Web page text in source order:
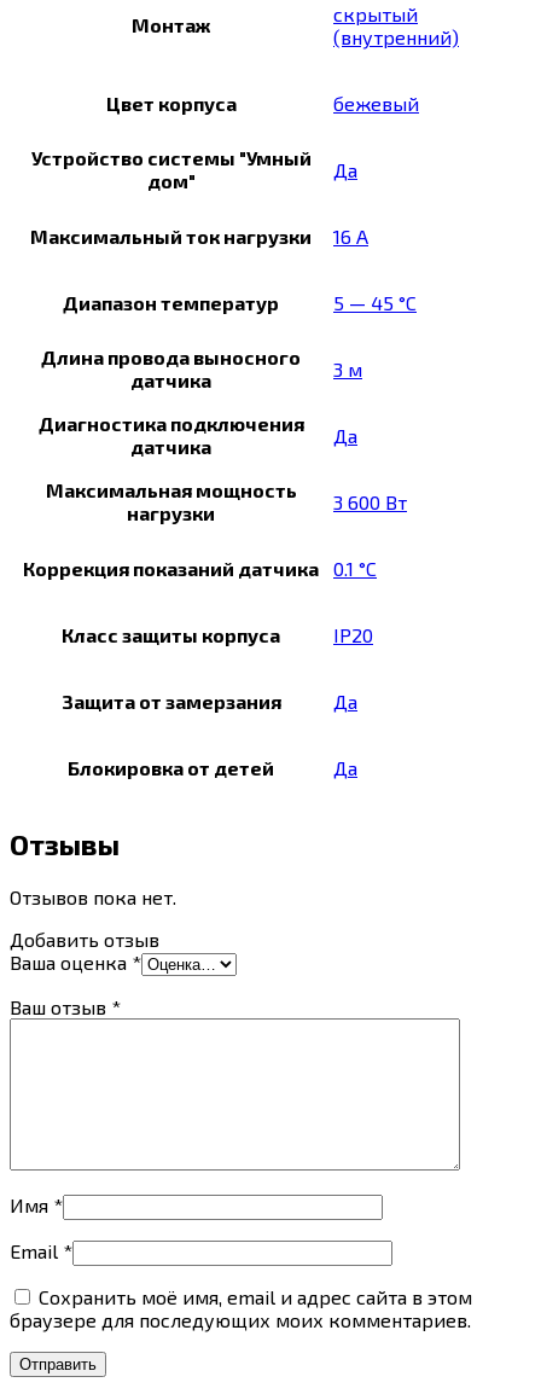
Монтаж
скрытый
(внутренний)
Цвет корпуса бежевый
Устройство системы "Умный
дом"
Да
Максимальный ток нагрузки 16 А
Диапазон температур 5 — 45 °C
Длина провода выносного
датчика
3 м
Диагностика подключения
датчика
Да
Максимальная мощность
нагрузки
3 600 Вт
Коррекция показаний датчика 0.1 °C
Класс защиты корпуса IP20
Защита от замерзания Да
Блокировка от детей Да
Отзывы
Отзывов пока нет.
Добавить отзыв
Ваша оценка *
Ваш отзыв *
Имя *
Email *
Сохранить моё имя, email и адрес сайта в этом
браузере для последующих моих комментариев.